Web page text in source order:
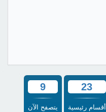
23
أقسام رئيسية
9
يتصفح الآن